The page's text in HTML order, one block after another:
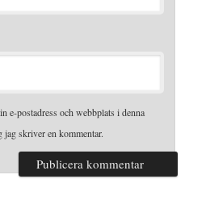
e-postadress och webbplats i denna
jag skriver en kommentar.